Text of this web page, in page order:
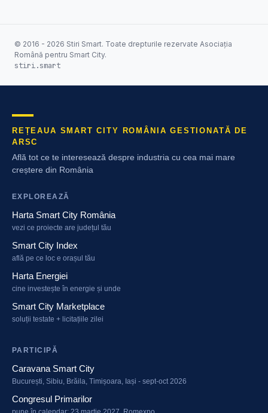
© 2016 - 2026 Stiri Smart. Toate drepturile rezervate Asociația
Română pentru Smart City.
stiri.smart
REȚEAUA SMART CITY ROMÂNIA GESTIONATĂ DE
ARSC
Află tot ce te interesează despre industria cu cea mai mare
creștere din România
EXPLOREAZĂ
Harta Smart City România
vezi ce proiecte are județul tău
Smart City Index
află pe ce loc e orașul tău
Harta Energiei
cine investește în energie și unde
Smart City Marketplace
soluții testate + licitațiile zilei
PARTICIPĂ
Caravana Smart City
București, Sibiu, Brăila, Timișoara, Iași - sept-oct 2026
Congresul Primarilor